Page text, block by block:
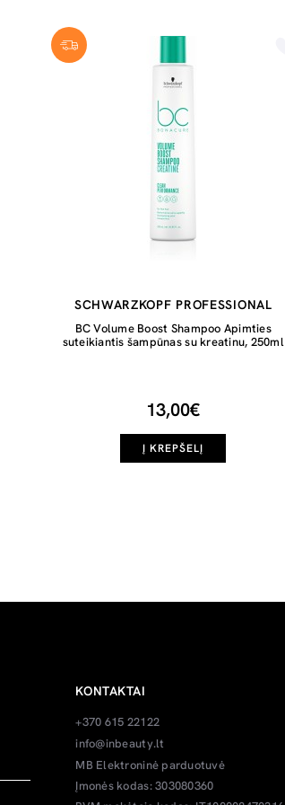
SCHWARZKOPF PROFESSIONAL
BC Volume Boost Shampoo Apimties
suteikiantis šampūnas su kreatinu, 250ml
13,00€
Į KREPŠELĮ
KONTAKTAI
+370 615 22122
info@inbeauty.lt
MB Elektroninė parduotuvė
Įmonės kodas: 303080360